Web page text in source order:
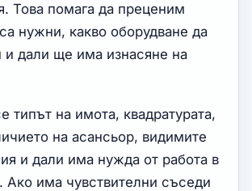
Това помага да преценим
нужни, какво оборудване да
и дали ще има изнасяне на
типът на имота, квадратурата,
на асансьор, видимите
и дали има нужда от работа в
Ако има чувствителни съседи